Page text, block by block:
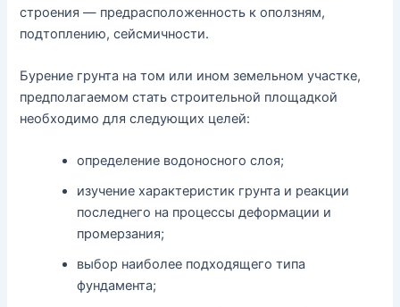
строения — предрасположенность к оползням,
подтоплению, сейсмичности.
Бурение грунта на том или ином земельном участке,
предполагаемом стать строительной площадкой
необходимо для следующих целей:
определение водоносного слоя;
изучение характеристик грунта и реакции
последнего на процессы деформации и
промерзания;
выбор наиболее подходящего типа
фундамента;